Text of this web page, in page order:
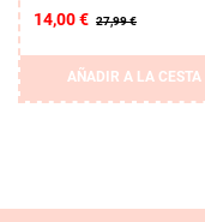
14,00 € 27,99 €
AÑADIR A LA CESTA